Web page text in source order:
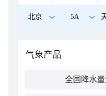
北京 5A
气象产品
全国降水